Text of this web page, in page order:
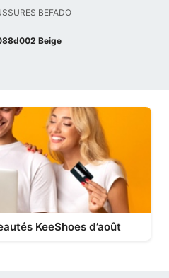
BEFADO
Beige
KeeShoes d’août